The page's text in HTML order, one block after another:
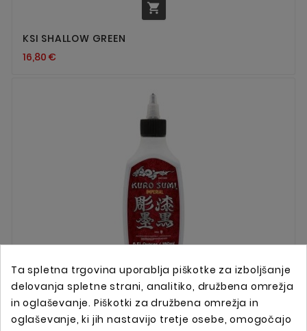

KSI SHALLOW GREEN
16,80 €

Ta spletna trgovina uporablja piškotke za izboljšanje
delovanja spletne strani, analitiko, družbena omrežja
in oglaševanje. Piškotki za družbena omrežja in
oglaševanje, ki jih nastavijo tretje osebe, omogočajo